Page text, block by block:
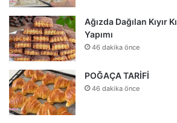
Ağızda Dağılan Kıyır
Yapımı
46 dakika önce
POĞAÇA TARİFİ
46 dakika önce